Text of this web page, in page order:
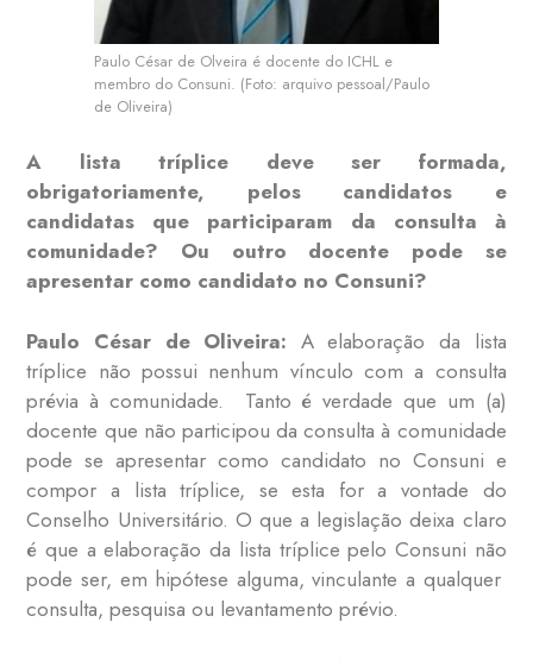
Paulo César de Olveira é docente do ICHL e
membro do Consuni. (Foto: arquivo pessoal/Paulo
de Oliveira)
A lista tríplice deve ser formada,
obrigatoriamente, pelos candidatos e
candidatas que participaram da consulta à
comunidade? Ou outro docente pode se
apresentar como candidato no Consuni?
Paulo César de Oliveira: A elaboração da lista
tríplice não possui nenhum vínculo com a consulta
prévia à comunidade. Tanto é verdade que um (a)
docente que não participou da consulta à comunidade
pode se apresentar como candidato no Consuni e
compor a lista tríplice, se esta for a vontade do
Conselho Universitário. O que a legislação deixa claro
é que a elaboração da lista tríplice pelo Consuni não
pode ser, em hipótese alguma, vinculante a qualquer
consulta, pesquisa ou levantamento prévio.